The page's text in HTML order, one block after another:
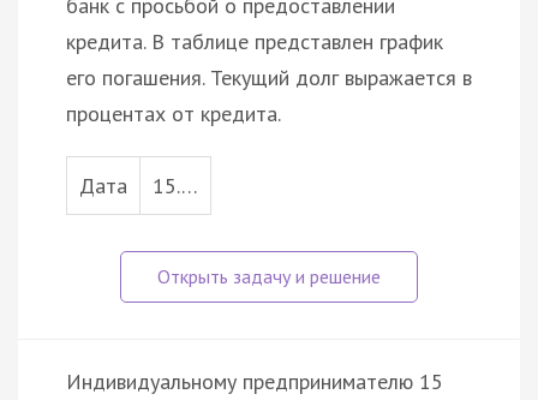
кредита. В таблице представлен график
его погашения. Текущий долг выражается в
процентах от кредита.
Дата 15.…
Индивидуальному предпринимателю 15